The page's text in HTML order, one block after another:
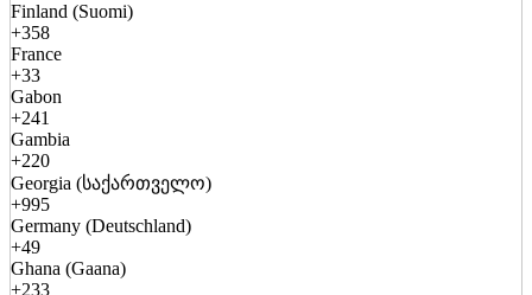
Finland (Suomi)
+358
France
+33
Gabon
+241
Gambia
+220
Georgia (საქართველო)
+995
Germany (Deutschland)
+49
Ghana (Gaana)
+233